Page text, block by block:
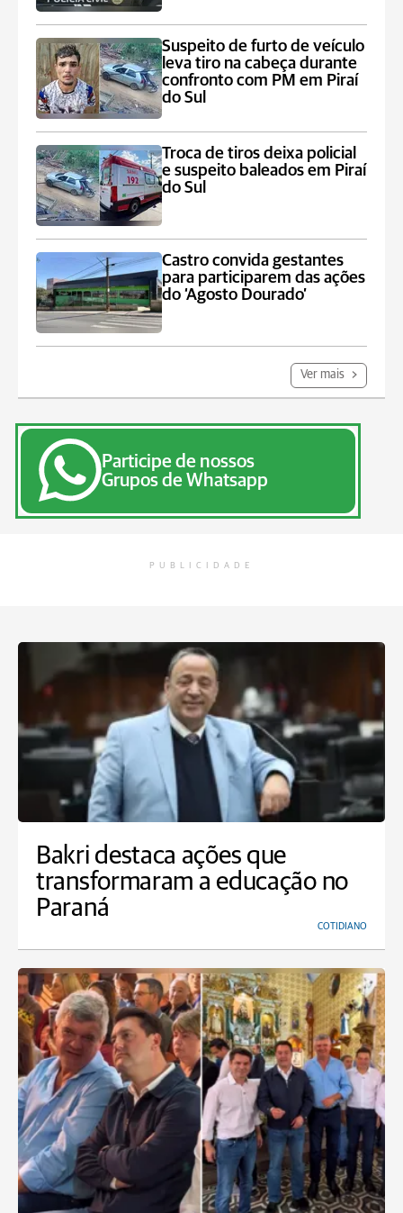
Suspeito de furto de veículo
leva tiro na cabeça durante
confronto com PM em Piraí
do Sul
Troca de tiros deixa policial
e suspeito baleados em Piraí
do Sul
Castro convida gestantes
para participarem das ações
do ‘Agosto Dourado’
Ver mais
Participe de nossos
Grupos de Whatsapp
PUBLICIDADE
Bakri destaca ações que
transformaram a educação no
Paraná
COTIDIANO